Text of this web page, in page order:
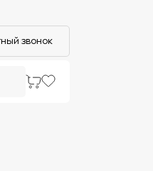
звонок